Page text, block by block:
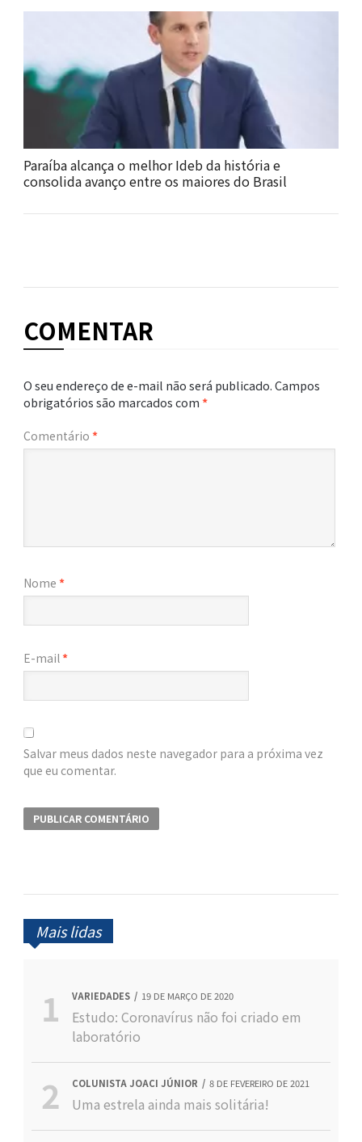
Paraíba alcança o melhor Ideb da história e
consolida avanço entre os maiores do Brasil
COMENTAR
O seu endereço de e-mail não será publicado.Campos
obrigatórios são marcados com*
Comentário *
Nome *
E-mail*
Salvar meus dados neste navegador para a próxima vez
que eu comentar.
Mais lidas
VARIEDADES 19 DE MARÇO DE 2020
Estudo: Coronavírus não foi criado em
laboratório
COLUNISTA JOACI JÚNIOR 8 DE FEVEREIRO DE 2021
Uma estrela ainda mais solitária!